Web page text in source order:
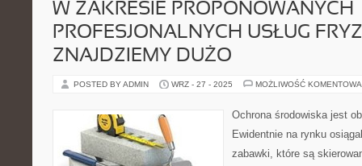
W ZAKRESIE PROPONOWANYCH
PROFESJONALNYCH USŁUG
ZNAJDZIEMY DUŻO
POSTED BY ADMIN WRZ - 27 - 2025 MOŻLIWOŚĆ
Ochrona środowiska jest
Ewidentnie na rynku
zabawki, które są